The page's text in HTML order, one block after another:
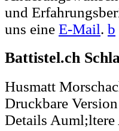
und
uns eine E-Mail. b
Battistel.ch
Husmatt
Druckbare
Details